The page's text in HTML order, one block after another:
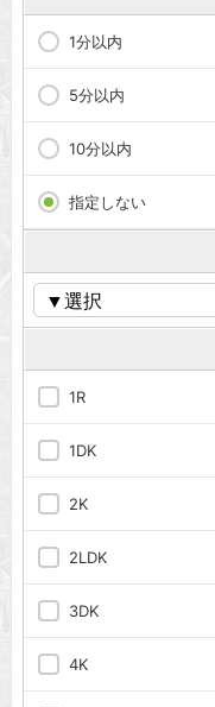
1分以内
5分以内
10分以内
指定しない
1R
1DK
2K
2LDK
3DK
4K